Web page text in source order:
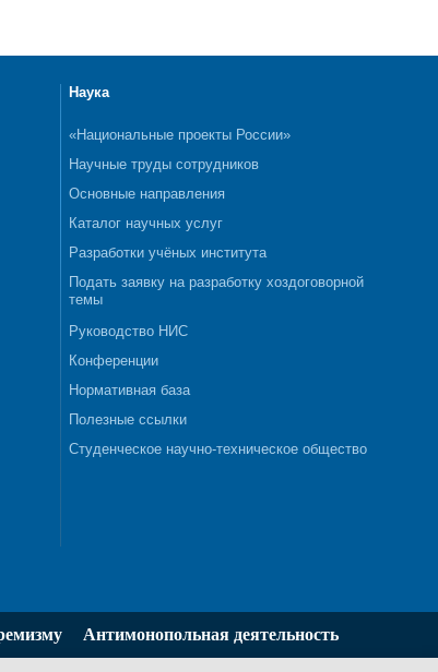
Наука
«Национальные проекты России»
Научные труды сотрудников
Основные направления
Каталог научных услуг
Разработки учёных института
Подать заявку на разработку хоздоговорной
темы
Руководство НИС
Конференции
Нормативная база
Полезные ссылки
Студенческое научно-техническое общество
Антимонопольная деятельность